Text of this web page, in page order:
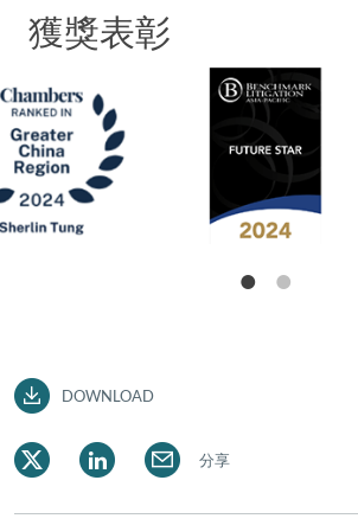
際仲裁和貿易法的非營利組織，並運
擬法庭競賽，即 Willem C. Vis 國際商
競賽的姊妹競賽。該競賽是國際商事
域中全球規模最大、最著名的的法學
董律師在 2023 及 2024 年度《
Litigation》亞太區榜單中獲評為「
2025 年獲評為「訴訟之星」。她亦
獲獎表彰
DOWNLOAD
分享